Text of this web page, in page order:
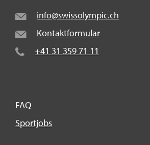
info@​swi​ssol​ympi​c.​ch
Kon­takt­for­mu­lar
+41 31 359 71 11
FAQ
Sport­jobs